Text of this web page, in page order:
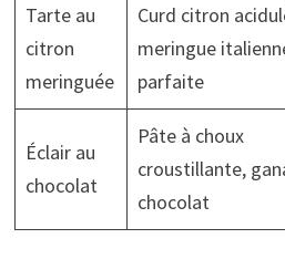
Tarte au
citron
meringuée
Curd citron
meringue
parfaite
Éclair au
chocolat
Pâte à choux
croustillante,
chocolat